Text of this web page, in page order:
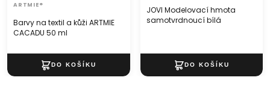
Barvy na textil a kůži ARTMIE
CACADU 50 ml
ARTMIE®
JOVI Modelovací hmota
samotvrdnoucí bílá